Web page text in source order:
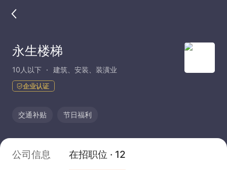
永生楼梯
10人以下 建筑、安装、装潢业
企业认证
交通补贴 节日福利
公司信息 在招职位 · 12